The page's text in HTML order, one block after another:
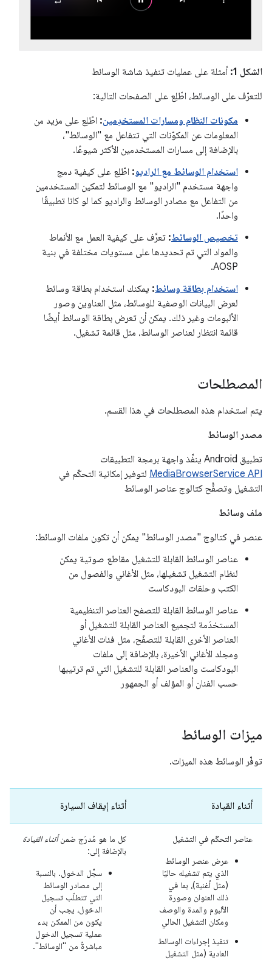
الشكل 1:
أمثلة على عمليات تنفيذ شاشة الوسائط
للتعرّف على الوسائط، اطّلِع على الصفحات التالية:
مكونات النظام ومسارات المستخدِمين: اطّلِع على مزيد من
المعلومات عن المكوّنات التي تتفاعل مع "الوسائط"،
بالإضافة إلى مسارات المستخدمين الأكثر شيوعًا.
استخدام الوسائط مع الراديو: اطّلِع على كيفية دمج
واجهة مستخدم "الراديو" مع الوسائط لتمكين المستخدمين
من التفاعل مع مصادر الوسائط والراديو كما لو كانا تطبيقًا
واحدًا.
تخصيص الوسائط: تعرَّف على كيفية العمل مع الأنماط
والمواد التي تم تحديدها على مستويات مختلفة في بنية
AOSP.
استخدام بطاقة وسائط: يمكنك استخدام بطاقة وسائط
لعرض البيانات الوصفية للوسائط، مثل العناوين وصور
الألبومات وغير ذلك. يمكن أن تعرض بطاقة الوسائط أيضًا
قائمة انتظار لعناصر الوسائط، مثل قائمة تشغيل.
المصطلحات
يتم استخدام هذه المصطلحات في هذا القسم.
مصدر الوسائط
تطبيق Android ينفِّذ واجهة برمجة التطبيقات
MediaBrowserService API لتوفير إمكانية التحكّم في
التشغيل وتصفُّح كتالوج عناصر الوسائط
ملف وسائط
عنصر في كتالوج "مصدر الوسائط" يمكن أن تكون ملفات الوسائط:
عناصر الوسائط القابلة للتشغيل مقاطع صوتية يمكن
لنظام التشغيل تشغيلها، مثل الأغاني والفصول من
الكتب وحلقات البودكاست
عناصر الوسائط القابلة للتصفح العناصر التنظيمية
المستخدَمة لتجميع العناصر القابلة للتشغيل أو
العناصر الأخرى القابلة للتصفّح، مثل فئات الأغاني
ومجلد الأغاني الأخيرة، بالإضافة إلى ملفات
البودكاست والعناصر القابلة للتشغيل التي تم ترتيبها
حسب الفنان أو المؤلف أو الجمهور
ميزات الوسائط
توفّر الوسائط هذه الميزات.
أثناء القيادة أثناء إيقاف السيارة
عناصر التحكّم في التشغيل
عرض عنصر الوسائط
الذي يتم تشغيله حاليًا
(مثل أغنية)، بما في
ذلك العنوان وصورة
الألبوم والمدة والوصف
ومكان التشغيل الحالي
تنفيذ إجراءات الوسائط
العادية (مثل التشغيل
كل ما هو مُدرَج ضمنأثناء القيادة
بالإضافة إلى:
سجِّل الدخول. بالنسبة
إلى مصادر الوسائط
التي تتطلّب تسجيل
الدخول، يجب أن
يكون من الممكن بدء
عملية تسجيل الدخول
مباشرةً من "الوسائط".